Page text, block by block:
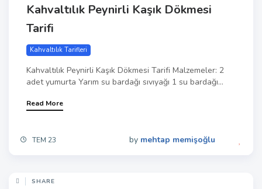
Kahvaltılık Peynirli Kaşık Dökmesi
Tarifi
Kahvaltılık Tarifleri
Kahvaltılık Peynirli Kaşık Dökmesi Tarifi Malzemeler: 2
adet yumurta Yarım su bardağı sıvıyağı 1 su bardağı...
Read More
TEM 23 by mehtap memişoğlu
SHARE